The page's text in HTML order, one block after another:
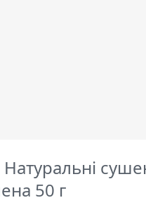
Натуральні
50 г